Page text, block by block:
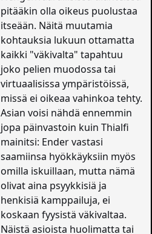
pitääkin olla oikeus puolustaa
itseään. Näitä muutamia
kohtauksia lukuun ottamatta
kaikki "väkivalta" tapahtuu
joko pelien muodossa tai
virtuaalisissa ympäristöissä,
missä ei oikeaa vahinkoa tehty.
Asian voisi nähdä ennemmin
jopa päinvastoin kuin Thialfi
mainitsi: Ender vastasi
saamiinsa hyökkäyksiin myös
omilla iskuillaan, mutta nämä
olivat aina psyykkisiä ja
henkisiä kamppailuja, ei
koskaan fyysistä väkivaltaa.
Näistä asioista huolimatta tai